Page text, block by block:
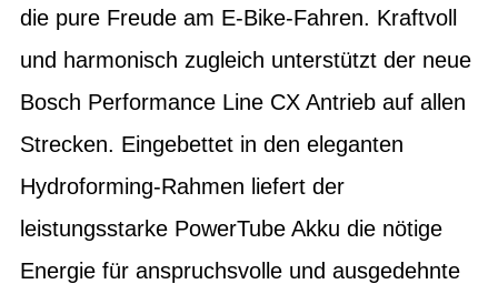
die pure Freude am E-Bike-Fahren. Kraftvoll
und harmonisch zugleich unterstützt der neue
Bosch Performance Line CX Antrieb auf allen
Strecken. Eingebettet in den eleganten
Hydroforming-Rahmen liefert der
leistungsstarke PowerTube Akku die nötige
Energie für anspruchsvolle und ausgedehnte